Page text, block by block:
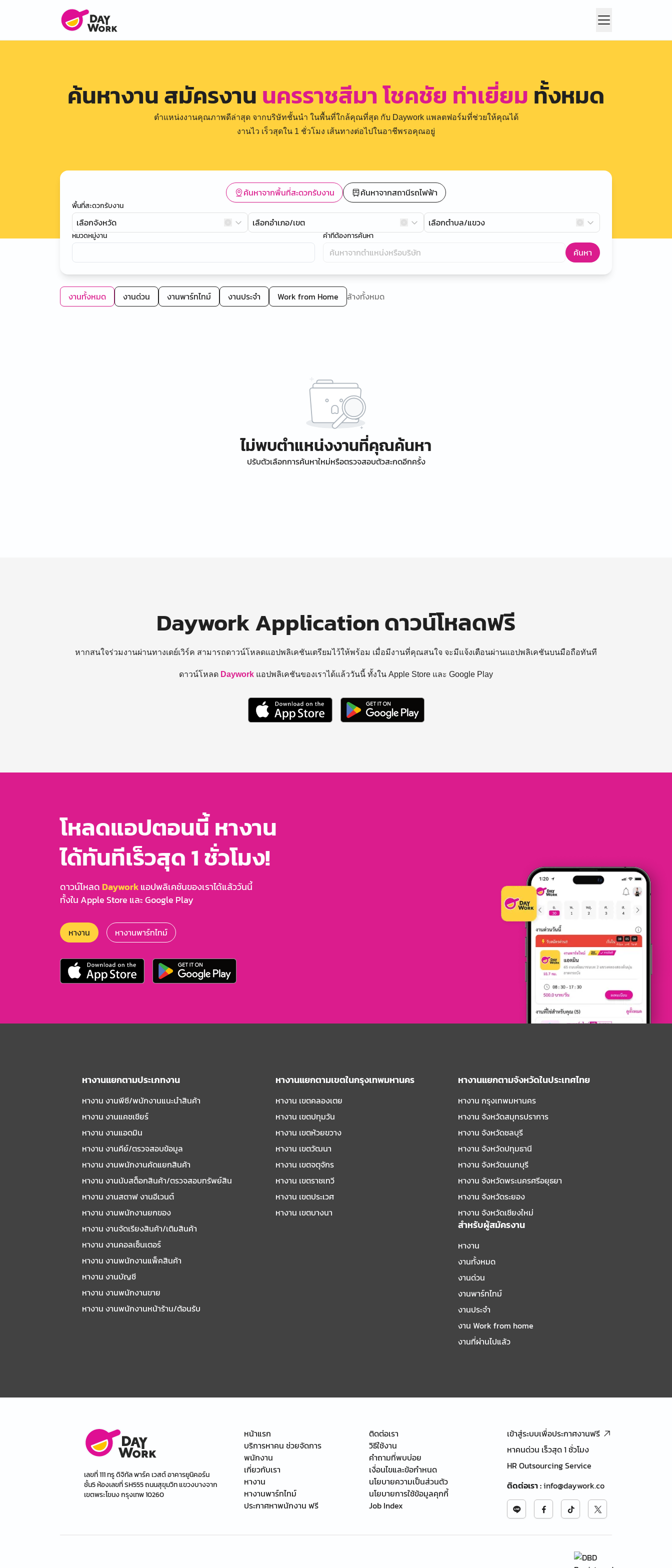
ค้นหางาน สมัครงาน นครราชสีมา โชคชัย ท่าเยี่ยม ทั้งหมด
ตำแหน่งงานคุณภาพดีล่าสุด จากบริษัทชั้นนำ ในพื้นที่ใกล้คุณที่สุด กับ Daywork แพลตฟอร์มที่ช่วยให้คุณได้
งานไว เร็วสุดใน 1 ชั่วโมง เส้นทางต่อไปในอาชีพรอคุณอยู่
ค้นหาจากพื้นที่สะดวกรับงาน ค้นหาจากสถานีรถไฟฟ้า
พื้นที่สะดวกรับงาน
เลือกจังหวัด เลือกอำเภอ/เขต เลือกตำบล/แขวง
หมวดหมู่งาน คำที่ต้องการค้นหา
ค้นหา
งานทั้งหมด งานด่วน งานพาร์ทไทม์ งานประจำ Work from Home ล้างทั้งหมด
ไม่พบตำแหน่งงานที่คุณค้นหา
ปรับตัวเลือกการค้นหาใหม่หรือตรวจสอบตัวสะกดอีกครั้ง
Daywork Application ดาวน์โหลดฟรี
หากสนใจร่วมงานผ่านทางเดย์เวิร์ค สามารถดาวน์โหลดแอปพลิเคชันเตรียมไว้ให้พร้อม เมื่อมีงานที่คุณสนใจ จะมีแจ้งเตือนผ่านแอปพลิเคชันบนมือถือทันที
ดาวน์โหลด Daywork แอปพลิเคชันของเราได้แล้ววันนี้ ทั้งใน Apple Store และ Google Play
โหลดแอปตอนนี้ หางาน
ได้ทันทีเร็วสุด 1 ชั่วโมง!
ดาวน์โหลด Dayworkแอปพลิเคชันของเราได้แล้ววันนี้
ทั้งใน Apple Store และ Google Play
หางาน หางานพาร์ทไทม์
หางานแยกตามประเภทงาน
หางาน งานพีซี/พนักงานแนะนําสินค้า
หางาน งานแคชเชียร์
หางาน งานแอดมิน
หางาน งานคีย์/ตรวจสอบข้อมูล
หางาน งานพนักงานคัดแยกสินค้า
หางาน งานนับสต็อกสินค้า/ตรวจสอบทรัพย์สิน
หางาน งานสตาฟ งานอีเวนต์
หางาน งานพนักงานยกของ
หางาน งานจัดเรียงสินค้า/เติมสินค้า
หางาน งานคอลเซ็นเตอร์
หางาน งานพนักงานแพ็คสินค้า
หางาน งานบัญชี
หางาน งานพนักงานขาย
หางาน งานพนักงานหน้าร้าน/ต้อนรับ
หางานแยกตามเขตในกรุงเทพมหานคร
หางาน เขตคลองเตย
หางาน เขตปทุมวัน
หางาน เขตห้วยขวาง
หางาน เขตวัฒนา
หางาน เขตจตุจักร
หางาน เขตราชเทวี
หางาน เขตประเวศ
หางาน เขตบางนา
หางานแยกตามจังหวัดในประเทศไทย
หางาน กรุงเทพมหานคร
หางาน จังหวัดสมุทรปราการ
หางาน จังหวัดชลบุรี
หางาน จังหวัดปทุมธานี
หางาน จังหวัดนนทบุรี
หางาน จังหวัดพระนครศรีอยุธยา
หางาน จังหวัดระยอง
หางาน จังหวัดเชียงใหม่
สำหรับผู้สมัครงาน
หางาน
งานทั้งหมด
งานด่วน
งานพาร์ทไทม์
งานประจำ
งาน Work from home
งานที่ผ่านไปแล้ว
เลขที่ 111 ทรู ดิจิทัล พาร์ค เวสต์ อาคารยูนิคอร์น
ชั้น5 ห้องเลขที่ SH555 ถนนสุขุมวิท แขวงบางจาก
เขตพระโขนง กรุงเทพ 10260
หน้าแรก
บริการหาคน ช่วยจัดการ
พนักงาน
เกี่ยวกับเรา
หางาน
หางานพาร์ทไทม์
ประกาศหาพนักงาน ฟรี
ติดต่อเรา
วิธีใช้งาน
คำถามที่พบบ่อย
เงื่อนไขและข้อกำหนด
นโยบายความเป็นส่วนตัว
นโยบายการใช้ข้อมูลคุกกี้
Job Index
เข้าสู่ระบบเพื่อประกาศงานฟรี
หาคนด่วน เร็วสุด 1 ชั่วโมง
HR Outsourcing Service
ติดต่อเรา:info@daywork.co